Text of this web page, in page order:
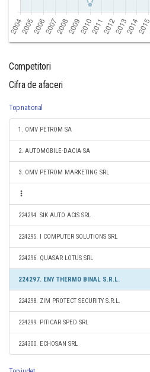
Competitori
Cifra de afaceri
Top national
1. OMV PETROM SA
2. AUTOMOBILE-DACIA SA
3. OMV PETROM MARKETING SRL
224294. SIK AUTO ACIS SRL
224295. I COMPUTER SOLUTIONS SRL
224296. QUASAR LOTUS SRL
224297. ENY THERMO BINAL S.R.L.
224298. ZIM PROTECT SECURITY S.R.L.
224299. PITICAR SPED SRL
224300. ECHOSAN SRL